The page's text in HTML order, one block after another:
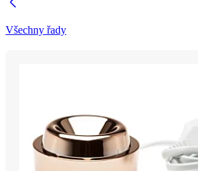
Všechny řady